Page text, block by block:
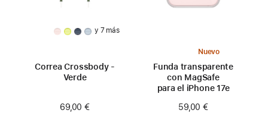
y 7 más
Correa Crossbody -
Verde
69,00 €
Nuevo
Funda transparente
con MagSafe
para el iPhone 17e
59,00 €